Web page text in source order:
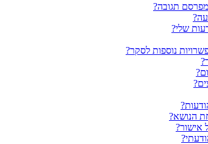
תגובה?
שלי?
נוספות לסקר?
הנושא?
אישור?